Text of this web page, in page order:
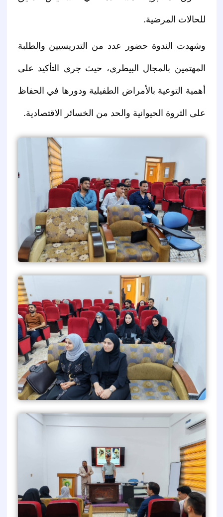
للحالات المرضية.
على الثروة الحيوانية والحد من الخسائر الاقتصادية.